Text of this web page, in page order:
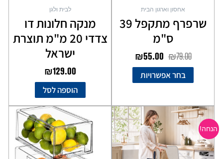
אחסון וארגון הבית
שרפרף מתקפל 39
ס"מ
₪79.00
₪55.00
בחר אפשרויות
לבית ולגן
מנקה חלונות דו
צדדי 20 מ"מ תוצרת
ישראל
₪129.00
הוספה לסל
הנחה!
המחיר
המקורי
היה:
₪99.00.
המחיר
הנוכחי
הוא:
₪69.00.
למוצר
זה
יש
מספר
סוגים.